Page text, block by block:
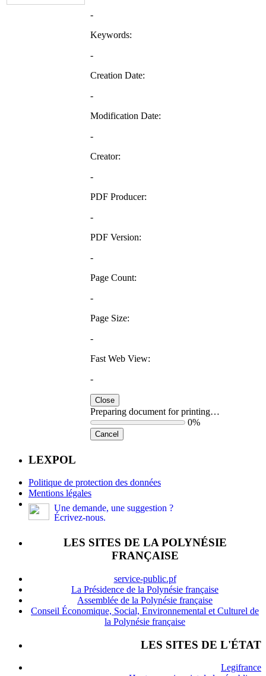
-
Keywords:
-
Creation Date:
-
Modification Date:
-
Creator:
-
PDF Producer:
-
PDF Version:
-
Page Count:
-
Page Size:
-
Fast Web View:
-
Close
Preparing document for printing…
0%
Cancel
LEXPOL
Politique de protection des données
Mentions légales
Une demande, une suggestion ?
Écrivez-nous.
LES SITES DE LA POLYNÉSIE
FRANÇAISE
service-public.pf
La Présidence de la Polynésie française
Assemblée de la Polynésie française
Conseil Économique, Social, Environnemental et Culturel de
la Polynésie française
LES SITES DE L'ÉTAT
Legifrance